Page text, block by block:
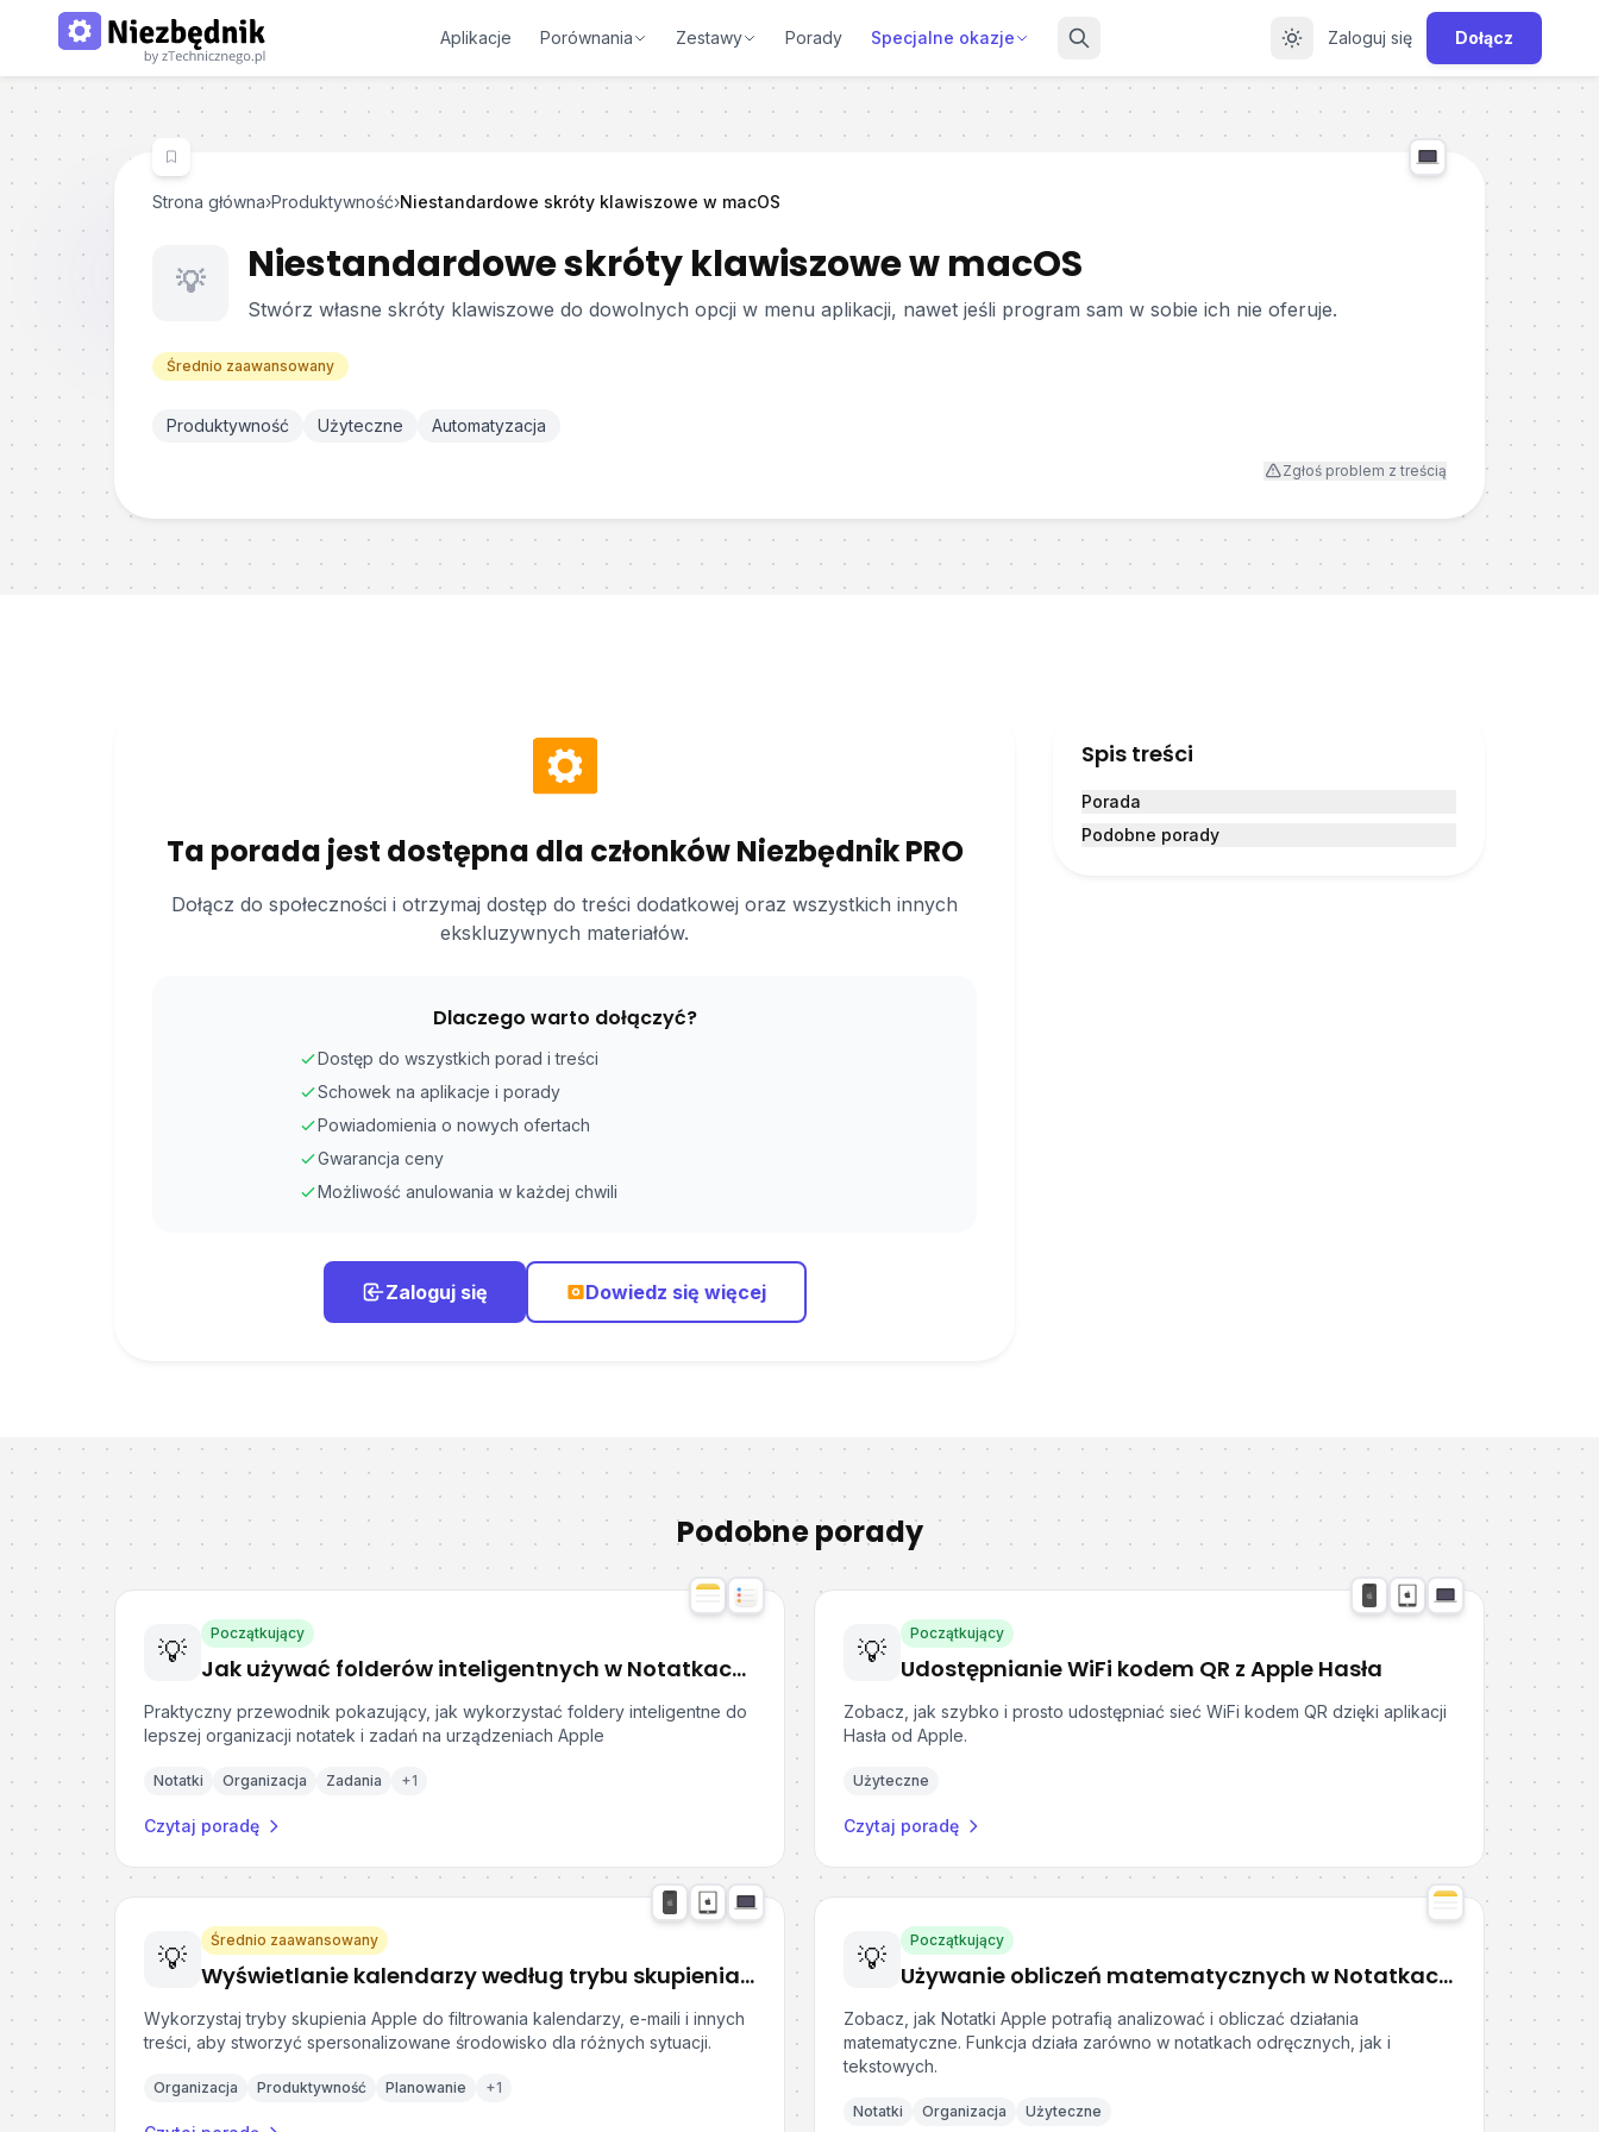
Aplikacje Porównania Zestawy Porady Specjalne okazje Zaloguj się Dołącz
Strona główna›Produktywność›Niestandardowe skróty klawiszowe w macOS
💡 Niestandardowe skróty klawiszowe w macOS
Stwórz własne skróty klawiszowe do dowolnych opcji w menu aplikacji, nawet jeśli program sam w sobie ich nie oferuje.
Średnio zaawansowany
Produktywność Użyteczne Automatyzacja
Zgłoś problem z treścią
Spis treści
Porada
Podobne porady
Ta porada jest dostępna dla członków Niezbędnik PRO
Dołącz do społeczności i otrzymaj dostęp do treści dodatkowej oraz wszystkich innych
ekskluzywnych materiałów.
Dlaczego warto dołączyć?
Dostęp do wszystkich porad i treści
Schowek na aplikacje i porady
Powiadomienia o nowych ofertach
Gwarancja ceny
Możliwość anulowania w każdej chwili
Zaloguj się Dowiedz się więcej
Podobne porady
💡
Początkujący
Jak używać folderów inteligentnych w Notatkach i Przypomnieniach Apple?
Praktyczny przewodnik pokazujący, jak wykorzystać foldery inteligentne do
lepszej organizacji notatek i zadań na urządzeniach Apple
Notatki Organizacja Zadania +1
Czytaj poradę
💡
Początkujący
Udostępnianie WiFi kodem QR z Apple Hasła
Zobacz, jak szybko i prosto udostępniać sieć WiFi kodem QR dzięki aplikacji
Hasła od Apple.
Użyteczne
Czytaj poradę
💡
Średnio zaawansowany
Wyświetlanie kalendarzy według trybu skupienia w urządzeniach Apple
Wykorzystaj tryby skupienia Apple do filtrowania kalendarzy, e-maili i innych
treści, aby stworzyć spersonalizowane środowisko dla różnych sytuacji.
Organizacja Produktywność Planowanie +1
💡
Początkujący
Używanie obliczeń matematycznych w Notatkach Apple
Zobacz, jak Notatki Apple potrafią analizować i obliczać działania
matematyczne. Funkcja działa zarówno w notatkach odręcznych, jak i
tekstowych.
Notatki Organizacja Użyteczne